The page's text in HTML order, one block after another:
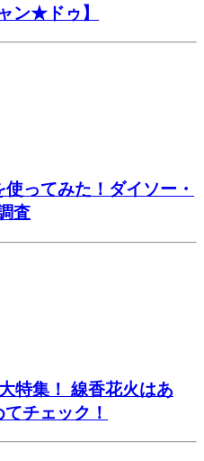
ン★ドゥ】
ってみた！ダイソー・
査
特集！ 線香花火はあ
チェック！